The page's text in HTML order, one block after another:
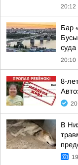
20:12
Бар
суда
20:10
8-
В